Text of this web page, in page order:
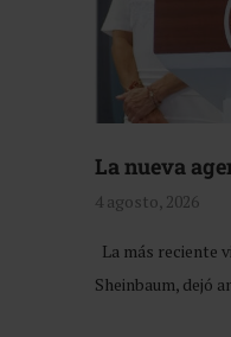
La nueva
4 agosto, 2026
La más reciente
Sheinbaum, dejó